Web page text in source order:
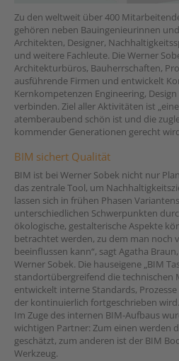
Zu den weltweit über 400
gehören neben Bauingenieurinnen
Architekten, Designer,
und weitere Fachleute. Die Werner
Architekturbüros, Bauherrschaften,
ausführende Firmen und entwickelt
Kernkompetenzen Engineering,
verbinden. Ziel aller Aktivitäten ist
atemberaubend schön ist und die
kommender Generationen gerecht
BIM sichert Qualität
BIM ist bei Werner Sobek nicht nur
das zentrale Tool, um
lassen sich in frühen Phasen
unterschiedlichen Schwerpunkten
ökologische, gestalterische Aspekte
betrachtet werden, zu dem man noch
beeinflussen kann“, sagt Agatha
Werner Sobek. Die hauseigene „BIM
standortübergreifend die technischen
entwickelt interne Standards,
der kontinuierlich fortgeschrieben wird.
Im Zuge des internen BIM-Aufbaus
wichtigen Partner: Zum einen werden
geschätzt, zum anderen ist der BIM
Werkzeug.